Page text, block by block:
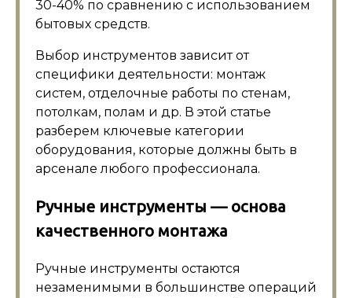
30-40% по сравнению с использованием
бытовых средств.
Выбор инструментов зависит от
специфики деятельности: монтаж
систем, отделочные работы по стенам,
потолкам, полам и др. В этой статье
разберем ключевые категории
оборудования, которые должны быть в
арсенале любого профессионала.
Ручные инструменты — основа
качественного монтажа
Ручные инструменты остаются
незаменимыми в большинстве операций